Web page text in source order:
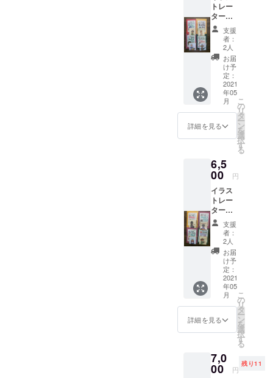
マト煮
込み
（イタ
リア）
カンガ
ルーの
カレー
（オー
ストラ
リア）
・ヨシ
キリサ
メのマ
ンゴー
カレー
（メキ
シコ）
（パキ
スタ
ン） ・
コオロ
ギのト
マトカ
レー
（イタ
リア）
トレー
ター
kaoriの
ポチ袋
4ヵ国
＋ 世界
のごち
そう博
物館、
レトル
ト4ヵ国
セット
（タ
イ、
ミャン
フラン
ス、メ
キシ
コ）
支援
者：
2人
お届
け予
定：
2021
年05
月
詳細を見る
こ
の
リ
タ
ー
ン
を
選
択
す
る
6,5
00 円
イラス
トレー
ター
kaoriの
ポチ袋
4ヵ国
＋ 世界
のごち
そう博
物館、
レトル
ト4ヵ国
セット
（イン
ド、ケ
ニア、
ム、ロ
シア）
支援
者：
2人
お届
け予
定：
2021
年05
月
詳細を見る
こ
の
リ
タ
ー
ン
を
選
択
す
る
7,0
00 円
残り11